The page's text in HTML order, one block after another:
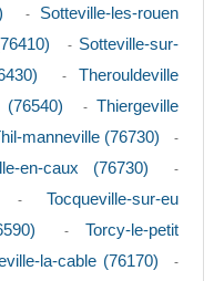
- Sotteville-les-rouen
- Sotteville-sur-
- Therouldeville
(76540) - Thiergeville
manneville (76730) -
en-caux (76730) -
- Tocqueville-sur-eu
- Torcy-le-petit
la-cable (76170) -